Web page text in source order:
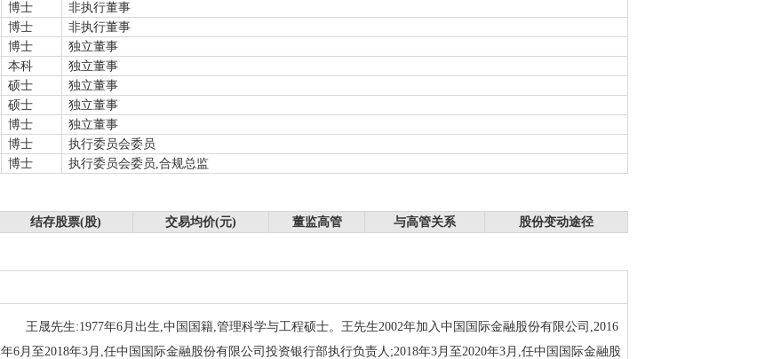
博士
非执行董事
博士
非执行董事
博士
独立董事
本科
独立董事
硕士
独立董事
硕士
独立董事
博士
独立董事
博士
执行委员会委员
博士 执行委员会委员,合规总监
结存股票(股) 交易均价(元) 董监高管 与高管关系 股份变动途径
王晟先生:1977年6月出生,中国国籍,管理科学与工程硕士。王先生2002年加入中国国际金融股份有限公司,2016
年6月至2018年3月,任中国国际金融股份有限公司投资银行部执行负责人;2018年3月至2020年3月,任中国国际金融股